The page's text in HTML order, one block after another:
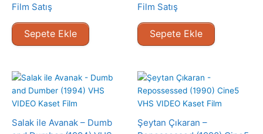
Film Satış
Sepete Ekle
Film Satış
Sepete Ekle
Salak ile Avanak – Dumb
Şeytan Çıkaran –